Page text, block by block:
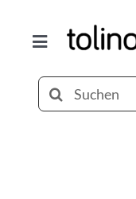
Inhalt
Toggle
Selfpublishing
Suche
nach: